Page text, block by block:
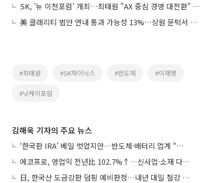
SK, '뉴 이천포럼' 개최…최태원 "AX 중심 경영 대전환" 논의
美 클래리티 법안 연내 통과 가능성 13%…상원 문턱서 제동
#최태원 #SK하이닉스 #반도체 #이재명
#닛케이포럼
김해욱 기자의 주요 뉴스
‘한국판 IRA’ 베일 벗었지만…반도체·배터리 업계 “시행령이 관건”
에코프로, 영업익 전년比 102.7%↑…신사업·소재 다각화 박차
日, 한국산 도금강판 덤핑 예비판정…내년 대일 철강 수출 ‘빨간불’